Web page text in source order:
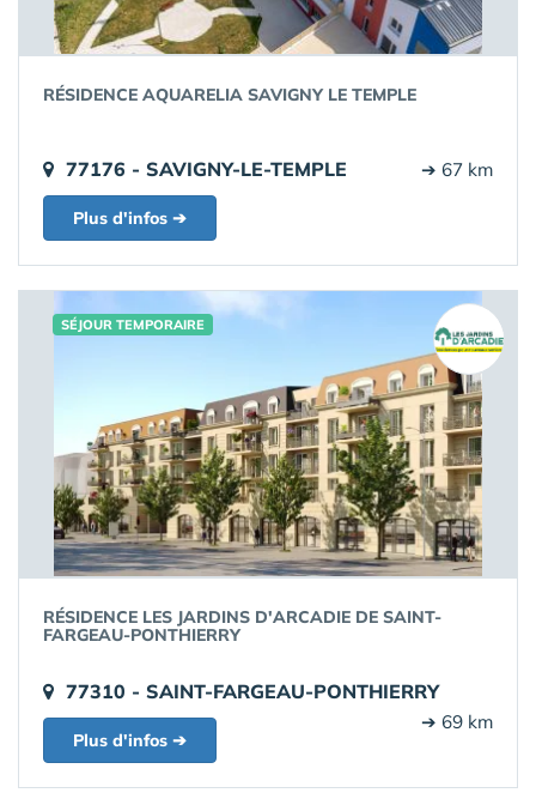
RÉSIDENCE AQUARELIA SAVIGNY LE TEMPLE
77176 - SAVIGNY-LE-TEMPLE ➔ 67 km
Plus d'infos ➔
SÉJOUR TEMPORAIRE
RÉSIDENCE LES JARDINS D'ARCADIE DE SAINT-
FARGEAU-PONTHIERRY
77310 - SAINT-FARGEAU-PONTHIERRY
➔ 69 km
Plus d'infos ➔